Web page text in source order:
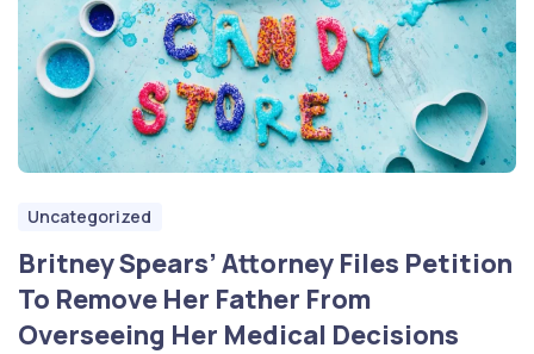
Uncategorized
Britney Spears’ Attorney Files Petition
To Remove Her Father From
Overseeing Her Medical Decisions